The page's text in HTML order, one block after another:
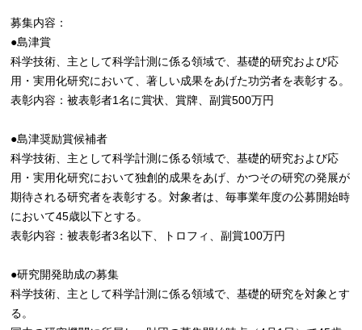
募集内容：
●島津賞
科学技術、主として科学計測に係る領域で、基礎的研究および応
用・実用化研究において、著しい成果をあげた功労者を表彰する。
表彰内容：被表彰者1名に賞状、賞牌、副賞500万円
●島津奨励賞候補者
科学技術、主として科学計測に係る領域で、基礎的研究および応
用・実用化研究において独創的成果をあげ、かつその研究の発展が
期待される研究者を表彰する。対象者は、毎事業年度の公募開始時
において45歳以下とする。
表彰内容：被表彰者3名以下、トロフィ、副賞100万円
●研究開発助成の募集
科学技術、主として科学計測に係る領域で、基礎的研究を対象とす
る。